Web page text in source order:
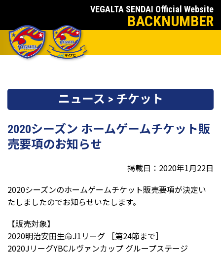
VEGALTA SENDAI Official Website
BACKNUMBER
ニュース > チケット
2020シーズン ホームゲームチケット販
売要項のお知らせ
掲載日：2020年1月22日
2020シーズンのホームゲームチケット販売要項が決定い
たしましたのでお知らせいたします。
【販売対象】
2020明治安田生命J1リーグ ［第24節まで］
2020JリーグYBCルヴァンカップ グループステージ